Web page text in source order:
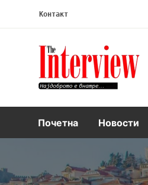
Контакт
Интервју
Почетна Новости